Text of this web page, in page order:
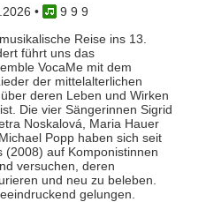
•
9 9 9
Reise ins 13.
führt uns das
VocaMe mit dem
der mittelalterlichen
deren Leben und Wirken
Die vier Sängerinnen Sigrid
Noskalová, Maria Hauer
Popp haben sich seit
(2008) auf Komponistinnen
versuchen, deren
und neu zu beleben.
gelungen.